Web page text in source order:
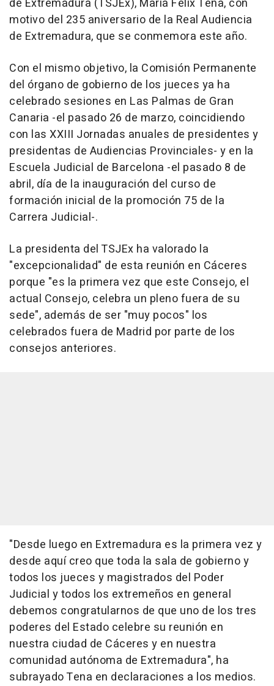
de Extremadura (TSJEx), María Félix Tena, con
motivo del 235 aniversario de la Real Audiencia
de Extremadura, que se conmemora este año.
Con el mismo objetivo, la Comisión Permanente
del órgano de gobierno de los jueces ya ha
celebrado sesiones en Las Palmas de Gran
Canaria -el pasado 26 de marzo, coincidiendo
con las XXIII Jornadas anuales de presidentes y
presidentas de Audiencias Provinciales- y en la
Escuela Judicial de Barcelona -el pasado 8 de
abril, día de la inauguración del curso de
formación inicial de la promoción 75 de la
Carrera Judicial-.
La presidenta del TSJEx ha valorado la
"excepcionalidad" de esta reunión en Cáceres
porque "es la primera vez que este Consejo, el
actual Consejo, celebra un pleno fuera de su
sede", además de ser "muy pocos" los
celebrados fuera de Madrid por parte de los
consejos anteriores.
"Desde luego en Extremadura es la primera vez y
desde aquí creo que toda la sala de gobierno y
todos los jueces y magistrados del Poder
Judicial y todos los extremeños en general
debemos congratularnos de que uno de los tres
poderes del Estado celebre su reunión en
nuestra ciudad de Cáceres y en nuestra
comunidad autónoma de Extremadura", ha
subrayado Tena en declaraciones a los medios.